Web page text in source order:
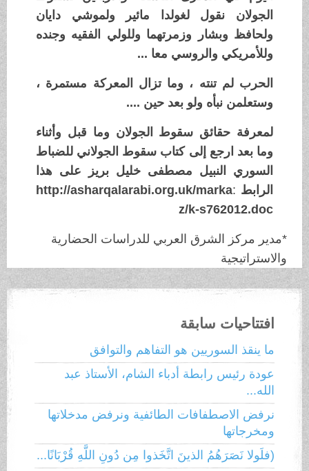
الجولان نقول لغولدا مائير ولموشي دايان
ولحافظ وبشار وزمرتهما وللولي الفقيه وجنده
وللأمريكي والروسي معا ...
الحرب لم تنته ، وما تزال المعركة مستمرة ،
وستعلمن نبأه ولو بعد حين ....
لمعرفة حقائق سقوط الجولان وما قبل وأثناء
وما بعد ارجع إلى كتاب سقوط الجولاني للضباط
السوري النبيل مصطفى خليل بريز على هذا
الرابط:
http://asharqalarabi.org.uk/marka
z/k-s762012.doc
*مدير مركز الشرق العربي للدراسات الحضارية
والاستراتيجية
افتتاحيات سابقة
ما ينقذ السوريين هو التفاهم والتوافق
عودة رئيس رابطة أدباء الشام، الأستاذ عبد
الله...
نرفض الاصطفافات الطائفية ونرفض مدخلاتها
ومخرجاتها
(فلَولا نَصَرَهُمُ الذينَ اتَّخَذوا مِن دُونِ اللَّهِ قُرْبَانًا...